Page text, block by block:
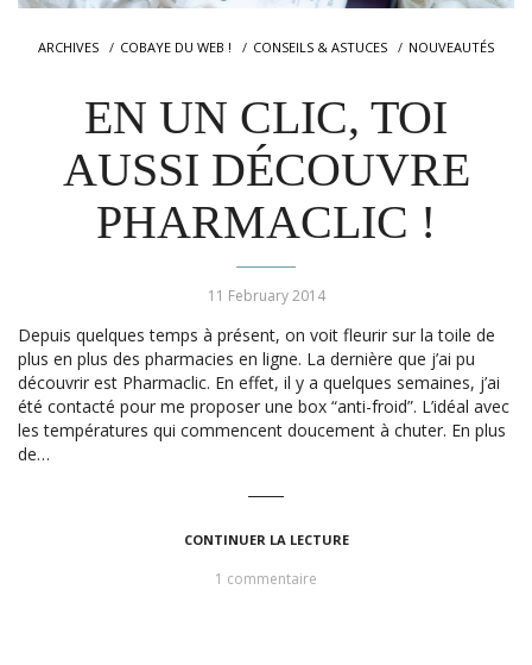
ARCHIVES COBAYE DU WEB ! CONSEILS & ASTUCES NOUVEAUTÉS
EN UN CLIC, TOI
AUSSI DÉCOUVRE
PHARMACLIC !
11 February 2014
Depuis quelques temps à présent, on voit fleurir sur la toile de
plus en plus des pharmacies en ligne. La dernière que j’ai pu
découvrir est Pharmaclic. En effet, il y a quelques semaines, j’ai
été contacté pour me proposer une box “anti-froid”. L’idéal avec
les températures qui commencent doucement à chuter. En plus
de…
CONTINUER LA LECTURE
1 commentaire